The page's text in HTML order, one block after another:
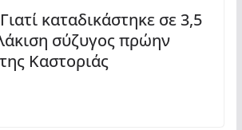
καταδικάστηκε σε 3,5
σύζυγος πρώην
Καστοριάς